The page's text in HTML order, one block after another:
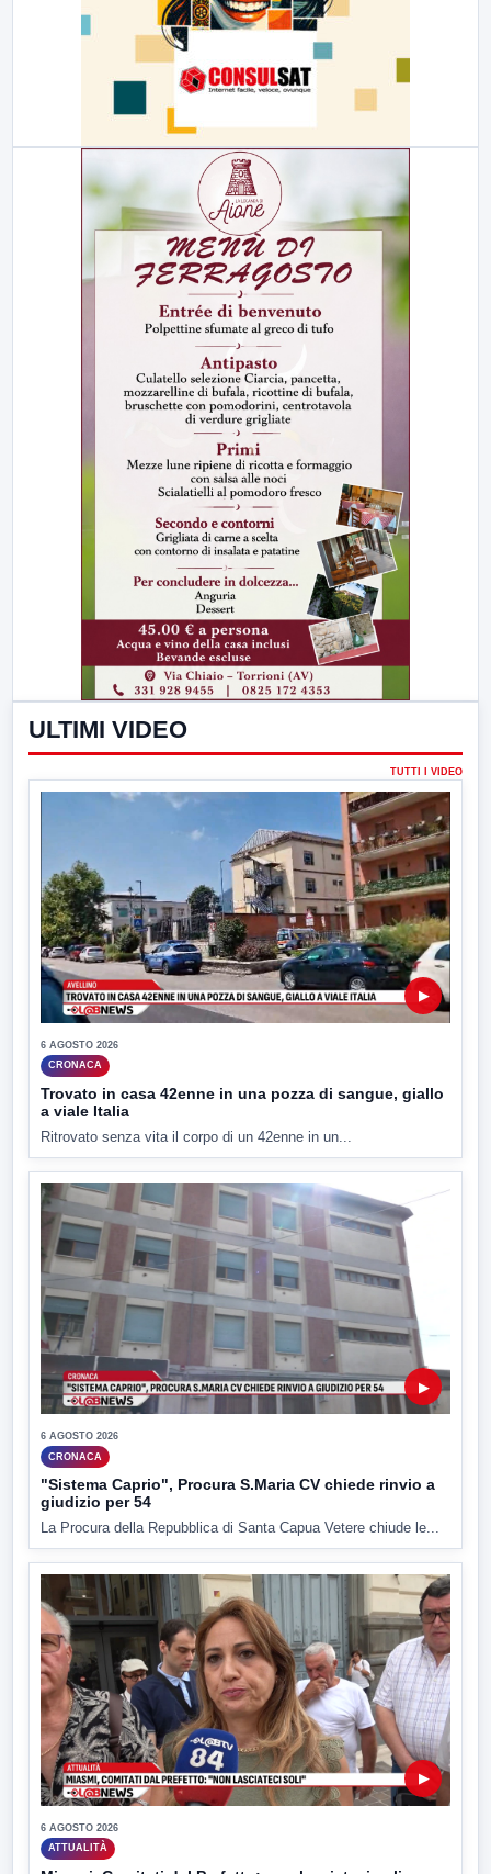
ULTIMI VIDEO
TUTTI I VIDEO
▶
6 AGOSTO 2026
CRONACA
Trovato in casa 42enne in una pozza di sangue, giallo
a viale Italia
Ritrovato senza vita il corpo di un 42enne in un...
▶
6 AGOSTO 2026
CRONACA
"Sistema Caprio", Procura S.Maria CV chiede rinvio a
giudizio per 54
La Procura della Repubblica di Santa Capua Vetere chiude le...
▶
6 AGOSTO 2026
ATTUALITÀ